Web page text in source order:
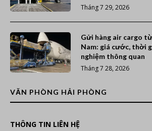
Tháng 7 29, 2026
Gửi hàng air cargo
Nam: giá cước, thời
nghiệm thông quan
Tháng 7 28, 2026
VĂN PHÒNG HẢI PHÒNG
THÔNG TIN LIÊN HỆ